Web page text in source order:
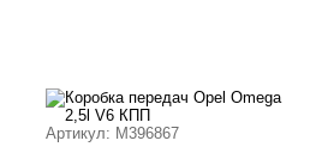
Артикул: M396867